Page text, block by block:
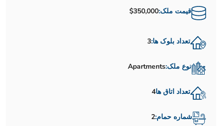
قیمت ملک:$350,000
تعداد بلوک ها:3
نوع ملک:Apartments
تعداد اتاق ها4
شماره حمام:2